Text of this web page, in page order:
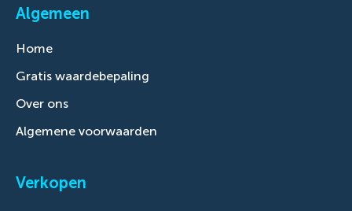
Algemeen
Home
Gratis waardebepaling
Over ons
Algemene voorwaarden
Verkopen